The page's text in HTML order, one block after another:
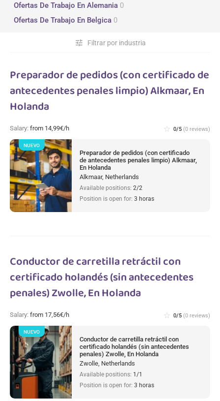
Ofertas De Trabajo En Alemania 0
Ofertas De Trabajo En Belgica 0
Filtrar por industria
tune
Preparador de pedidos (con certificado de
antecedentes penales limpio) Alkmaar, En
Holanda
Salary: from 14,99€/h star_border 0/5 (0 reviews)
Preparador de pedidos (con certificado
de antecedentes penales limpio) Alkmaar,
En Holanda
Alkmaar, Netherlands
Available positions: 2/2
Position is open for: 3 horas
NUEVO
Conductor de carretilla retráctil con
certificado holandés (sin antecedentes
penales) Zwolle, En Holanda
Salary: from 17,56€/h star_border 0/5 (0 reviews)
Conductor de carretilla retráctil con
certificado holandés (sin antecedentes
penales) Zwolle, En Holanda
Zwolle, Netherlands
Available positions: 1/1
Position is open for: 3 horas
NUEVO